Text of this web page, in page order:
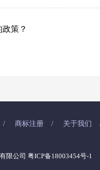
策？
/ 商标注册 / 关于我们
限公司 粤ICP备18003454号-1